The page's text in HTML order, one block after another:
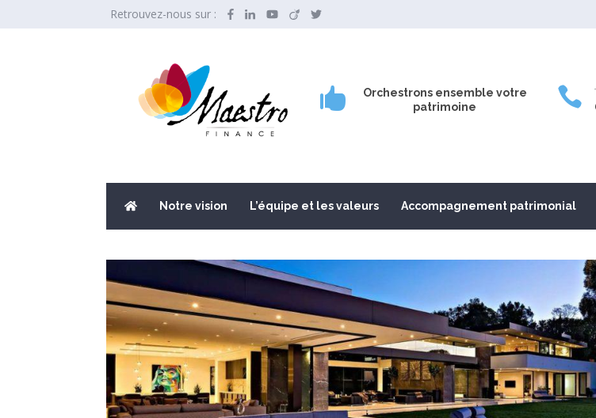
Retrouvez-nous sur :

Orchestrons ensemble votre
patrimoine

Notre vision L’équipe et les valeurs Accompagnement patrimonial